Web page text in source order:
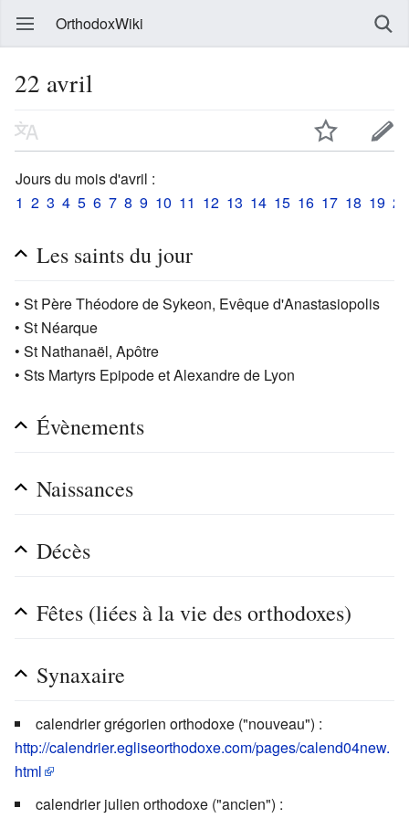
OrthodoxWiki
22 avril
Jours du mois d'avril :
1 2 3 4 5 6 7 8 9 10 11 12 13 14 15 16 17 18 19 20
Les saints du jour
• St Père Théodore de Sykeon, Evêque d'Anastasiopolis
• St Néarque
• St Nathanaël, Apôtre
• Sts Martyrs Epipode et Alexandre de Lyon
Évènements
Naissances
Décès
Fêtes (liées à la vie des orthodoxes)
Synaxaire
calendrier grégorien orthodoxe ("nouveau") :
http://calendrier.egliseorthodoxe.com/pages/calend04new.
html
calendrier julien orthodoxe ("ancien") :